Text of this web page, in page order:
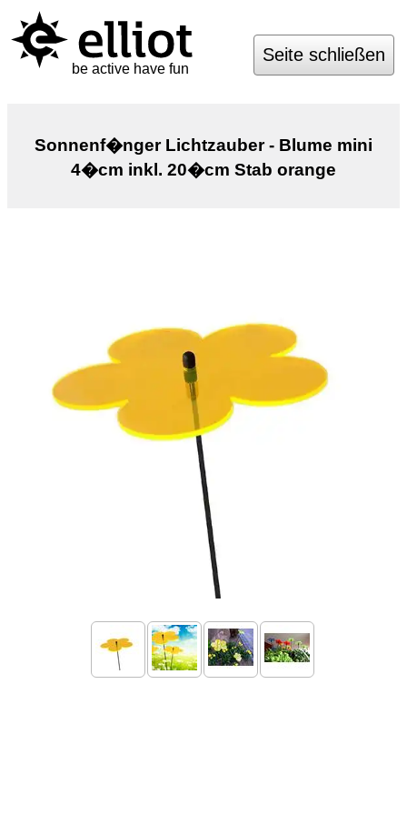
be active have fun
Seite schließen
Sonnenf�nger Lichtzauber - Blume mini
4�cm inkl. 20�cm Stab orange